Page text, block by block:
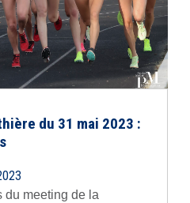
du 31 mai 2023 :
du meeting de la